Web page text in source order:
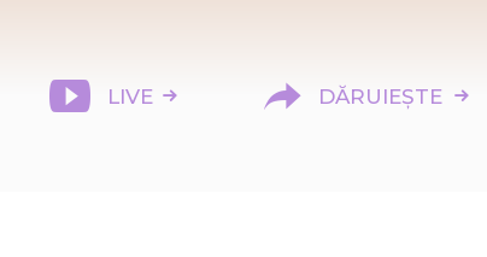
LIVE DĂRUIEȘTE